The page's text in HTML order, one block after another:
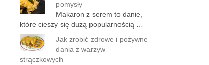
pomysły
Makaron z serem to danie,
które cieszy się dużą popularnością …
Jak zrobić zdrowe i pożywne
dania z warzyw
strączkowych